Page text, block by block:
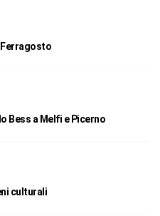
Bess a Melfi e Picerno
culturali